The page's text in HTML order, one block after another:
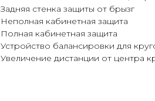
Задняя стенка защиты от брызг
Неполная кабинетная защита
Полная кабинетная защита
Устройство балансировки для
Увеличение дистанции от центра